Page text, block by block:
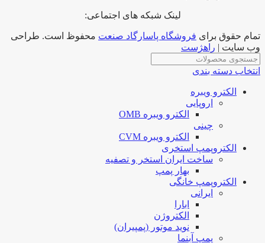
لینک شبکه های اجتماعی:
تمام حقوق برای فروشگاه پاسارگاد صنعت محفوظ است. طراحی
وب سایت | راهژست
انتخاب دسته بندی
الکترو ویبره
اروپایی
الکترو ویبره OMB
چینی
الکترو ویبره CVM
الکتروپمپ استخری
ساخت ایران استخر و تصفیه
بهار پمپ
الکتروپمپ خانگی
ایرانی
ابارا
الکتروژن
نوید موتور (پمپیران)
پمپ آبنما